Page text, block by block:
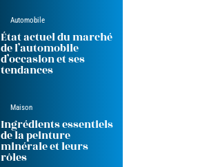
Automobile
État actuel du marché
de l’automobile
d’occasion et ses
tendances
Maison
Ingrédients essentiels
de la peinture
minérale et leurs
rôles